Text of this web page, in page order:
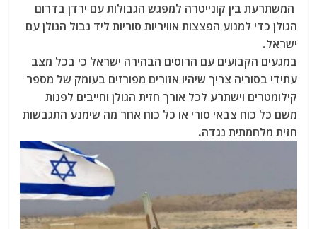
המשתרעת בין קונייטרה למפגש הגבולות עם ירדן בדרום
הגולן כדי למנוע הפצצות אוויריות סוריות ליד גבול הגולן עם
ישראל.
במגעים הקבועים עם הרוסים הבהירה ישראל כי בכל מצב
עתידי בסוריה צריך שיהיו אזורים מפורזים בעומק של מספר
קילומטרים וישתרע לכל אורך חזית הגולן וחייבים לפנות
משם כל כוח צבאי סורי או כל כוח אחר מה שימנע התגבשות
חזית מלחמתית נגדה.